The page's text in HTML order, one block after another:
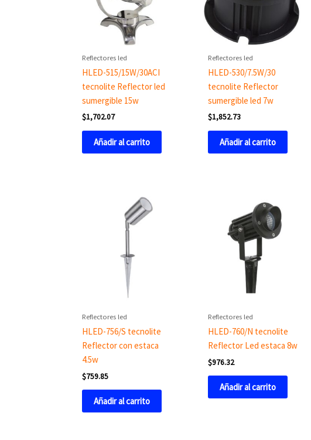
Reflectores led
HLED-515/15W/30ACI
tecnolite Reflector led
sumergible 15w
$1,702.07
Añadir al carrito
Reflectores led
HLED-530/7.5W/30
tecnolite Reflector
sumergible led 7w
$1,852.73
Añadir al carrito
Reflectores led
HLED-756/S tecnolite
Reflector con estaca
4.5w
$759.85
Añadir al carrito
Reflectores led
HLED-760/N tecnolite
Reflector Led estaca 8w
$976.32
Añadir al carrito